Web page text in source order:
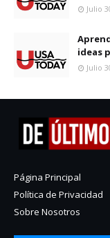
Julio
ideas
Julio
Página Principal
Política de Privacidad
Sobre Nosotros